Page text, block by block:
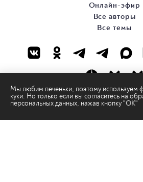
Мы любим печеньки, поэтому используем
куки. Но только если вы согласитесь на
персональных данных, нажав кнопку "ОК"
Онлайн-эфир
Все авторы
Все темы
© ООО «ТРК «2Х2»,
Правовая